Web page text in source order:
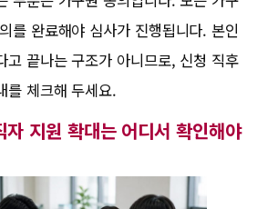
를 완료해야 심사가 진행됩니다. 본인
고 끝나는 구조가 아니므로, 신청 직후
를 체크해 두세요.
자 지원 확대는 어디서 확인해야